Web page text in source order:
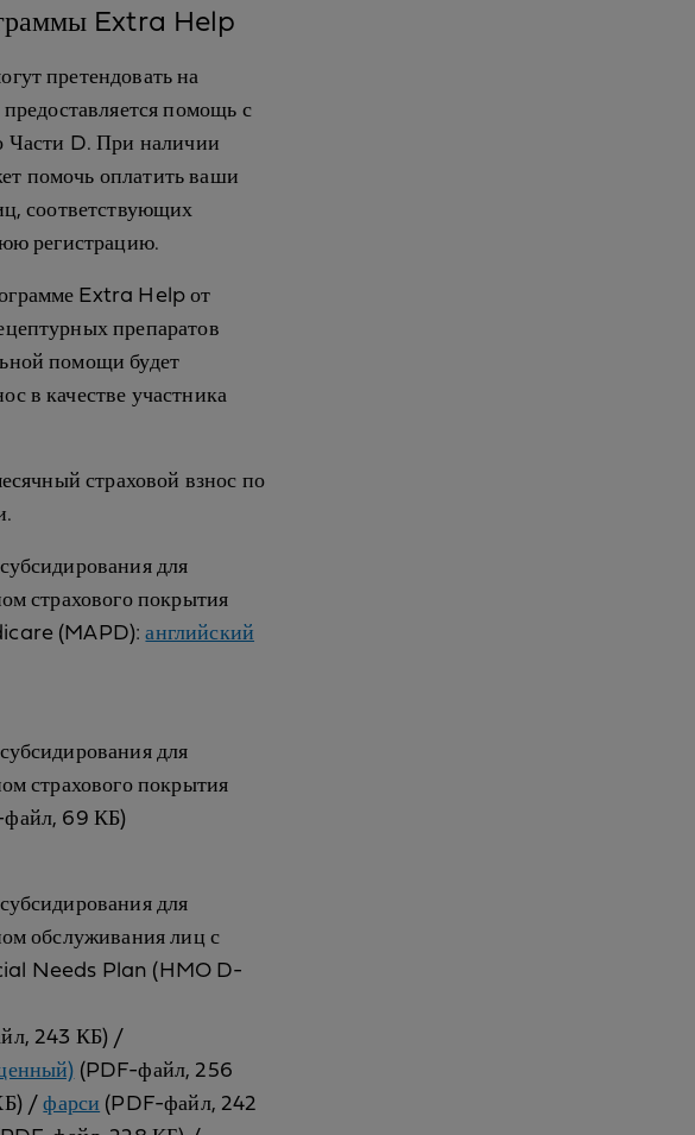
Extra Help
претендовать на
помощь с
Части D. При наличии
помочь оплатить ваши
соответствующих
регистрацию.
Extra Help от
препаратов
помощи будет
в качестве участника
страховой взнос по
для
страхового покрытия
(MAPD):английский
для
страхового покрытия
файл, 69 КБ)
для
обслуживания лиц с
Needs Plan (HMO D-
243 КБ) /
(PDF-файл, 256
/фарси (PDF-файл, 242